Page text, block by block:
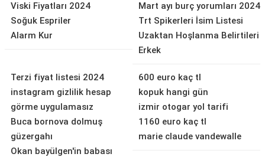
Viski Fiyatları 2024
Soğuk Espriler
Alarm Kur
Mart ayı burç yorumları 2024
Trt Spikerleri İsim Listesi
Uzaktan Hoşlanma Belirtileri
Erkek
Terzi fiyat listesi 2024
instagram gizlilik hesap
görme uygulamasız
Buca bornova dolmuş
güzergahı
Okan bayülgen'in babası
600 euro kaç tl
kopuk hangi gün
izmir otogar yol tarifi
1160 euro kaç tl
marie claude vandewalle